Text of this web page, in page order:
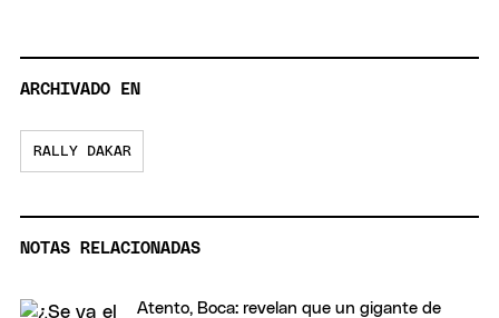
ARCHIVADO EN
RALLY DAKAR
NOTAS RELACIONADAS
Atento, Boca: revelan que un gigante de